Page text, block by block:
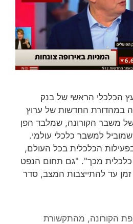
הכלכלי הראשי של בנק
במהדורת החדשות של ערוץ
של משבר הקורונה, שמלבד הפן
שמוביל למשבר כלכלי עולמי.
הכלכלית בכל העולם,
כלכלית מכך". "גם תחום הנפט
עד להתייצבות המצב, סדר
הקורונה, מהתקשורת